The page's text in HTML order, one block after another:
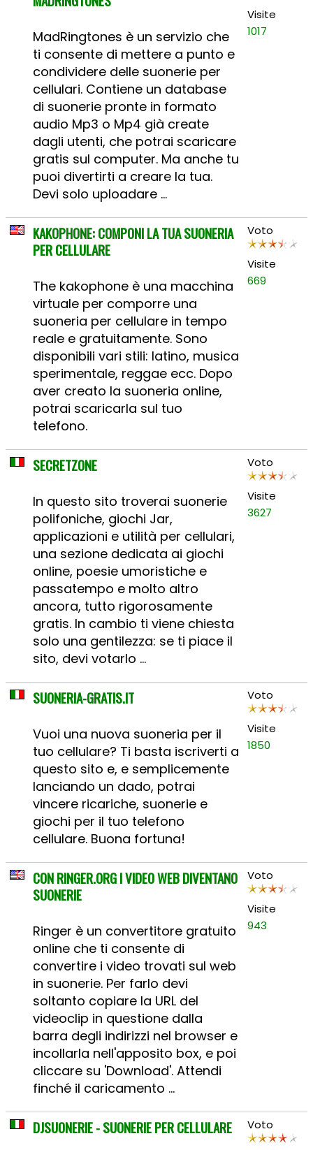
MadRingtones è un servizio che
ti consente di mettere a punto e
condividere delle suonerie per
cellulari. Contiene un database
di suonerie pronte in formato
audio Mp3 o Mp4 già create
dagli utenti, che potrai scaricare
gratis sul computer. Ma anche tu
puoi divertirti a creare la tua.
Devi solo uploadare ...
Visite
1017
KAKOPHONE: COMPONI LA TUA SUONERIA
PER CELLULARE
The kakophone è una macchina
virtuale per comporre una
suoneria per cellulare in tempo
reale e gratuitamente. Sono
disponibili vari stili: latino, musica
sperimentale, reggae ecc. Dopo
aver creato la suoneria online,
potrai scaricarla sul tuo
telefono.
Voto
Visite
669
SECRETZONE
In questo sito troverai suonerie
polifoniche, giochi Jar,
applicazioni e utilità per cellulari,
una sezione dedicata ai giochi
online, poesie umoristiche e
passatempo e molto altro
ancora, tutto rigorosamente
gratis. In cambio ti viene chiesta
solo una gentilezza: se ti piace il
sito, devi votarlo ...
Voto
Visite
3627
SUONERIA-GRATIS.IT
Vuoi una nuova suoneria per il
tuo cellulare? Ti basta iscriverti a
questo sito e, e semplicemente
lanciando un dado, potrai
vincere ricariche, suonerie e
giochi per il tuo telefono
cellulare. Buona fortuna!
Voto
Visite
1850
CON RINGER.ORG I VIDEO WEB DIVENTANO
SUONERIE
Ringer è un convertitore gratuito
online che ti consente di
convertire i video trovati sul web
in suonerie. Per farlo devi
soltanto copiare la URL del
videoclip in questione dalla
barra degli indirizzi nel browser e
incollarla nell'apposito box, e poi
cliccare su 'Download'. Attendi
finché il caricamento ...
Voto
Visite
943
DJSUONERIE - SUONERIE PER CELLULARE Voto